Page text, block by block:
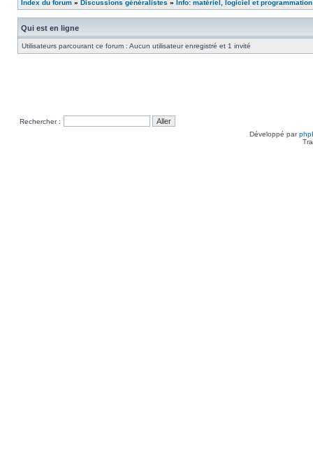
Index du forum » Discussions généralistes » Info: matériel, logiciel et programmation
Qui est en ligne
Utilisateurs parcourant ce forum : Aucun utilisateur enregistré et 1 invité
Rechercher :
Développé par